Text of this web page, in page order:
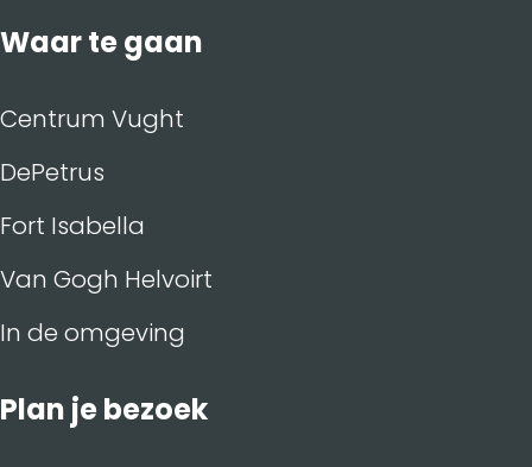
Waar te gaan
Centrum Vught
DePetrus
Fort Isabella
Van Gogh Helvoirt
In de omgeving
Plan je bezoek